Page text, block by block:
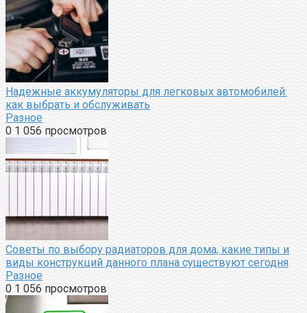
Надежные аккумуляторы для легковых автомобилей:
как выбрать и обслуживать
Разное
0 1 056 просмотров
Советы по выбору радиаторов для дома, какие типы и
виды конструкций данного плана существуют сегодня
Разное
0 1 056 просмотров